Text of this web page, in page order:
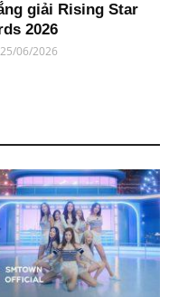
giải Rising Star
2026
25/06/2026